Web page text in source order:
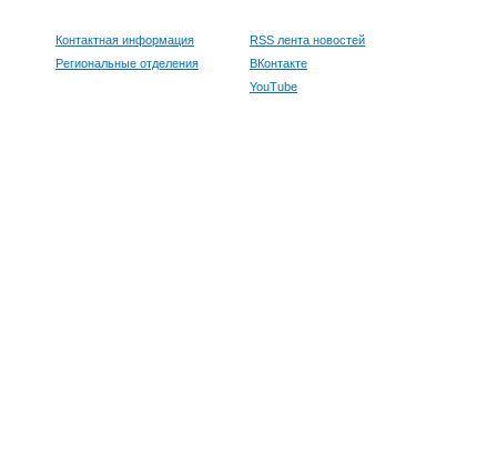
Контактная информация
Региональные отделения
RSS лента новостей
ВКонтакте
YouTube